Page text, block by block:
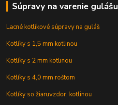
Súpravy na varenie gulášu
Lacné kotlíkové súpravy na guláš
Kotlíky s 1,5 mm kotlinou
Kotlíky s 2 mm kotlinou
Kotlíky s 4,0 mm roštom
Kotlíky so žiaruvzdor. kotlinou